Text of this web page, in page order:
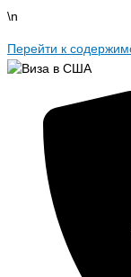
\n
Перейти к